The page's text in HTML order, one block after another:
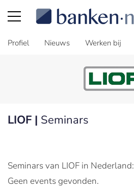
Profiel Nieuws Werken bij
LIOF | Seminars
Seminars van LIOF in Nederland:
Geen events gevonden.